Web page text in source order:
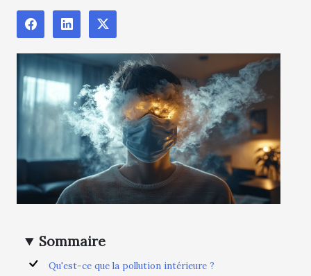
Sommaire
Qu'est-ce que la pollution intérieure ?